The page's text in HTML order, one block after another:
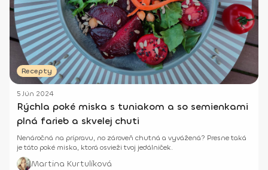
Recepty
5 Jún 2024
Rýchla poké miska s tuniakom a so semienkami
plná farieb a skvelej chuti
Nenáročná na prípravu, no zároveň chutná a vyvážená? Presne taká
je táto poké miska, ktorá osvieži tvoj jedálniček.
Martina Kurtulíková